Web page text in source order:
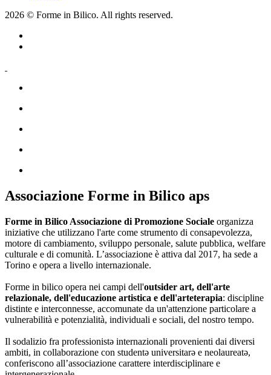
2026 © Forme in Bilico. All rights reserved.
Associazione Forme in Bilico aps
Forme in Bilico Associazione di Promozione Sociale organizza
iniziative che utilizzano l'arte come strumento di consapevolezza,
motore di cambiamento, sviluppo personale, salute pubblica, welfare
culturale e di comunità. L’associazione è attiva dal 2017, ha sede a
Torino e opera a livello internazionale.
Forme in bilico opera nei campi dell'outsider art, dell'arte
relazionale, dell'educazione artistica e dell'arteterapia: discipline
distinte e interconnesse, accomunate da un'attenzione particolare a
vulnerabilità e potenzialità, individuali e sociali, del nostro tempo.
Il sodalizio fra professionistə internazionali provenienti dai diversi
ambiti, in collaborazione con studentə universitarə e neolaureatə,
conferiscono all’associazione carattere interdisciplinare e